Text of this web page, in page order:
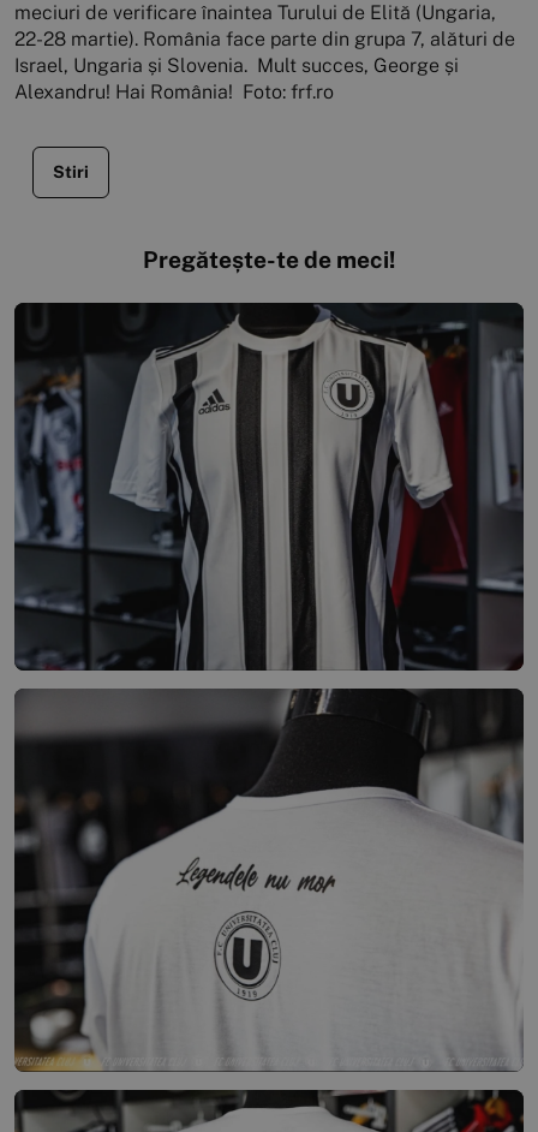
meciuri de verificare înaintea Turului de Elită (Ungaria,
22-28 martie). România face parte din grupa 7, alături de
Israel, Ungaria și Slovenia. Mult succes, George și
Alexandru! Hai România! Foto: frf.ro
Stiri
Pregătește-te de meci!